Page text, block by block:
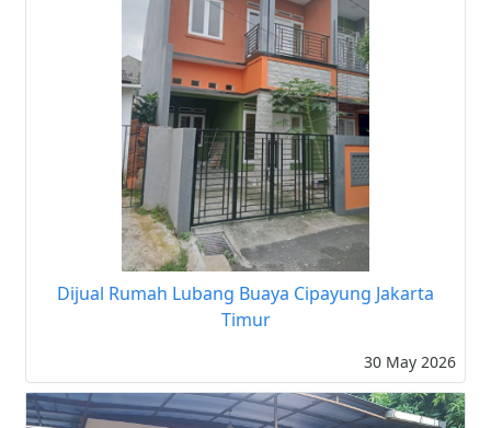
Dijual Rumah Lubang Buaya Cipayung Jakarta
Timur
30 May 2026